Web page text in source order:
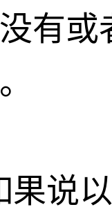
有
果说